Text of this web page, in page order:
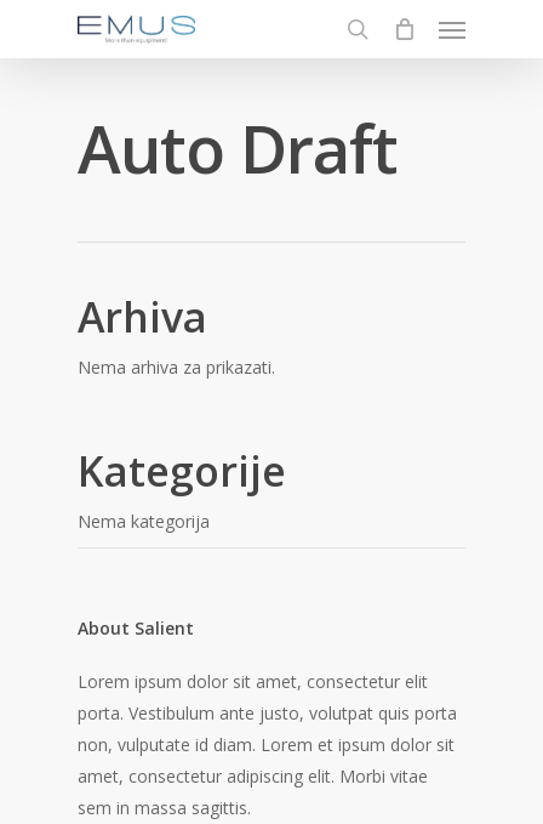
search
Menu
Auto Draft
Arhiva
Nema arhiva za prikazati.
Kategorije
Nema kategorija
About Salient
Lorem ipsum dolor sit amet, consectetur elit
porta. Vestibulum ante justo, volutpat quis porta
non, vulputate id diam. Lorem et ipsum dolor sit
amet, consectetur adipiscing elit. Morbi vitae
sem in massa sagittis.